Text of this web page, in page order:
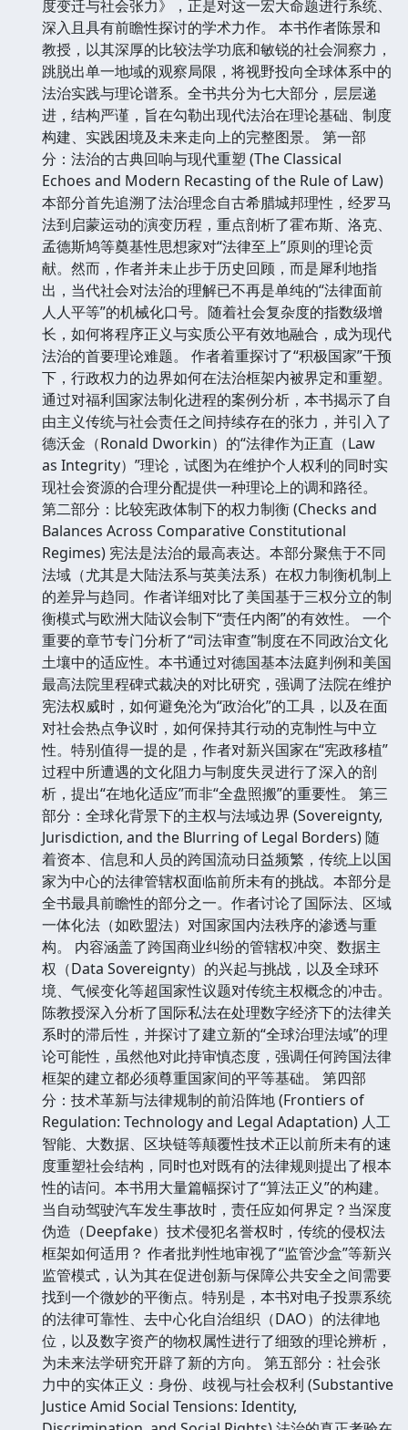
度变迁与社会张力》，正是对这一宏大命题进行系统、
深入且具有前瞻性探讨的学术力作。 本书作者陈景和
教授，以其深厚的比较法学功底和敏锐的社会洞察力，
跳脱出单一地域的观察局限，将视野投向全球体系中的
法治实践与理论谱系。全书共分为七大部分，层层递
进，结构严谨，旨在勾勒出现代法治在理论基础、制度
构建、实践困境及未来走向上的完整图景。 第一部
分：法治的古典回响与现代重塑 (The Classical
Echoes and Modern Recasting of the Rule of Law)
本部分首先追溯了法治理念自古希腊城邦理性，经罗马
法到启蒙运动的演变历程，重点剖析了霍布斯、洛克、
孟德斯鸠等奠基性思想家对“法律至上”原则的理论贡
献。然而，作者并未止步于历史回顾，而是犀利地指
出，当代社会对法治的理解已不再是单纯的“法律面前
人人平等”的机械化口号。随着社会复杂度的指数级增
长，如何将程序正义与实质公平有效地融合，成为现代
法治的首要理论难题。 作者着重探讨了“积极国家”干预
下，行政权力的边界如何在法治框架内被界定和重塑。
通过对福利国家法制化进程的案例分析，本书揭示了自
由主义传统与社会责任之间持续存在的张力，并引入了
德沃金（Ronald Dworkin）的“法律作为正直（Law
as Integrity）”理论，试图为在维护个人权利的同时实
现社会资源的合理分配提供一种理论上的调和路径。
第二部分：比较宪政体制下的权力制衡 (Checks and
Balances Across Comparative Constitutional
Regimes) 宪法是法治的最高表达。本部分聚焦于不同
法域（尤其是大陆法系与英美法系）在权力制衡机制上
的差异与趋同。作者详细对比了美国基于三权分立的制
衡模式与欧洲大陆议会制下“责任内阁”的有效性。 一个
重要的章节专门分析了“司法审查”制度在不同政治文化
土壤中的适应性。本书通过对德国基本法庭判例和美国
最高法院里程碑式裁决的对比研究，强调了法院在维护
宪法权威时，如何避免沦为“政治化”的工具，以及在面
对社会热点争议时，如何保持其行动的克制性与中立
性。特别值得一提的是，作者对新兴国家在“宪政移植”
过程中所遭遇的文化阻力与制度失灵进行了深入的剖
析，提出“在地化适应”而非“全盘照搬”的重要性。 第三
部分：全球化背景下的主权与法域边界 (Sovereignty,
Jurisdiction, and the Blurring of Legal Borders) 随
着资本、信息和人员的跨国流动日益频繁，传统上以国
家为中心的法律管辖权面临前所未有的挑战。本部分是
全书最具前瞻性的部分之一。作者讨论了国际法、区域
一体化法（如欧盟法）对国家国内法秩序的渗透与重
构。 内容涵盖了跨国商业纠纷的管辖权冲突、数据主
权（Data Sovereignty）的兴起与挑战，以及全球环
境、气候变化等超国家性议题对传统主权概念的冲击。
陈教授深入分析了国际私法在处理数字经济下的法律关
系时的滞后性，并探讨了建立新的“全球治理法域”的理
论可能性，虽然他对此持审慎态度，强调任何跨国法律
框架的建立都必须尊重国家间的平等基础。 第四部
分：技术革新与法律规制的前沿阵地 (Frontiers of
Regulation: Technology and Legal Adaptation) 人工
智能、大数据、区块链等颠覆性技术正以前所未有的速
度重塑社会结构，同时也对既有的法律规则提出了根本
性的诘问。本书用大量篇幅探讨了“算法正义”的构建。
当自动驾驶汽车发生事故时，责任应如何界定？当深度
伪造（Deepfake）技术侵犯名誉权时，传统的侵权法
框架如何适用？ 作者批判性地审视了“监管沙盒”等新兴
监管模式，认为其在促进创新与保障公共安全之间需要
找到一个微妙的平衡点。特别是，本书对电子投票系统
的法律可靠性、去中心化自治组织（DAO）的法律地
位，以及数字资产的物权属性进行了细致的理论辨析，
为未来法学研究开辟了新的方向。 第五部分：社会张
力中的实体正义：身份、歧视与社会权利 (Substantive
Justice Amid Social Tensions: Identity,